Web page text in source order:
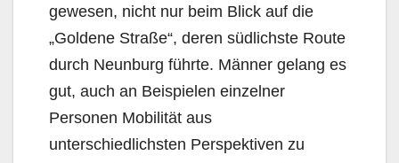
gewesen, nicht nur beim Blick auf die
„Goldene Straße“, deren südlichste Route
durch Neunburg führte. Männer gelang es
gut, auch an Beispielen einzelner
Personen Mobilität aus
unterschiedlichsten Perspektiven zu